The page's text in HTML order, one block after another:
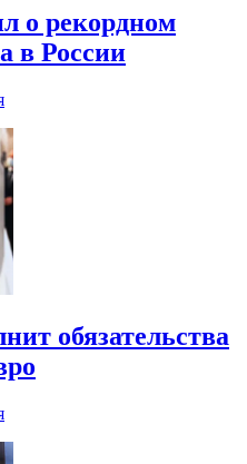
о рекордном
в России
обязательства